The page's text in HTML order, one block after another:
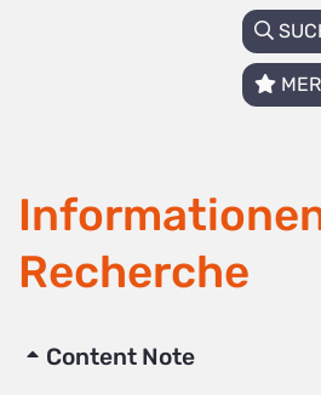
Recherche
Content Note